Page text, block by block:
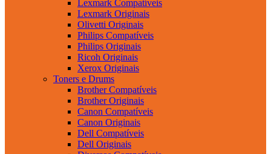
Lexmark Compatíveis
Lexmark Originais
Olivetti Originais
Philips Compatíveis
Philips Originais
Ricoh Originais
Xerox Originais
Toners e Drums
Brother Compatíveis
Brother Originais
Canon Compatíveis
Canon Originais
Dell Compatíveis
Dell Originais